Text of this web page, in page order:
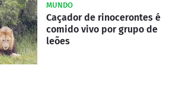
MUNDO
Caçador de rinocerontes é
comido vivo por grupo de
leões